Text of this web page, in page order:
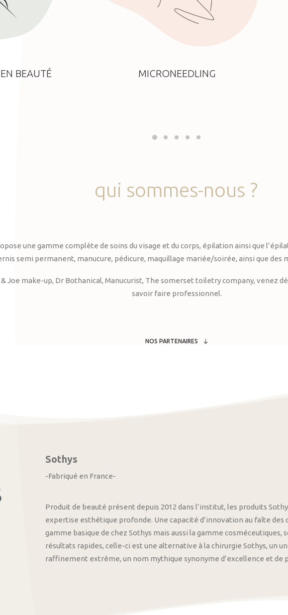
BEAUTÉ
MICRONEEDLING
qui sommes-nous ?
une gamme complète de soins du visage et du corps, épilation ainsi que
semi permanent, manucure, pédicure, maquillage mariée/soirée, ainsi que des
& Joe make-up, Dr Bothanical, Manucurist, The somerset toiletry company, venez
savoir faire professionnel.
NOS PARTENAIRES
Sothys
-Fabriqué en France-
Produit de beauté présent depuis 2012 dans l’institut, les produits
expertise esthétique profonde. Une capacité d’innovation au faîte
gamme basique de chez Sothys mais aussi la gamme
résultats rapides, celle-ci est une alternative à la chirurgie Sothys, un
raffinement extrême, un nom mythique synonyme d’excellence et de